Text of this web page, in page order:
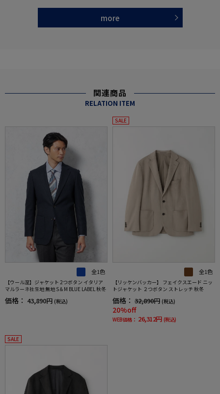
more
関連商品
RELATION ITEM
全1色
【ウール混】ジャケット 2つボタン イタリア
マルラーネ社生地 無地 S＆M BLUE LABEL 秋冬
価格： 43,890円 (税込)
SALE
全1色
【リッケンバッカー】 フェイクスエード ニッ
トジャケット ２つボタン ストレッチ 秋冬
価格： 32,890円 (税込)
20%off
WEB価格： 26,312円 (税込)
SALE